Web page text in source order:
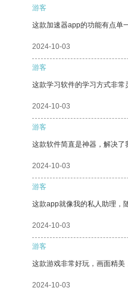
游客
这款加速器app的功能有点单
2024-10-03
游客
这款学习软件的学习方式非常
2024-10-03
游客
这款软件简直是神器，解决了
2024-10-03
游客
这款app就像我的私人助理，
2024-10-03
游客
这款游戏非常好玩，画面精美
2024-10-03